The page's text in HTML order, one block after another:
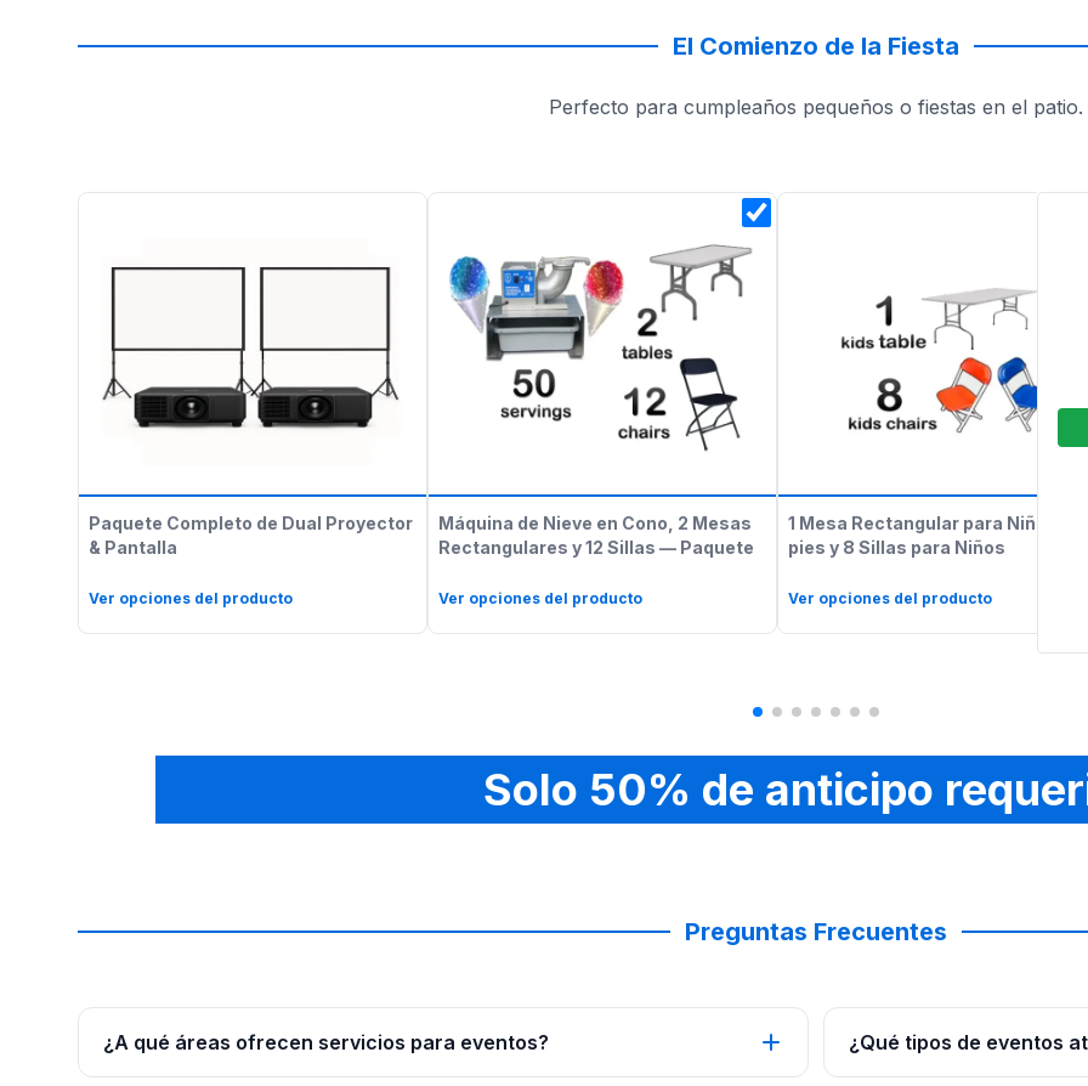
El Comienzo de la Fiesta
Perfecto para cumpleaños pequeños o fiestas en el patio.
Paquete Completo de Dual Proyector
& Pantalla
Ver opciones del producto
Máquina de Nieve en Cono, 2 Mesas
Rectangulares y 12 Sillas — Paquete
Ver opciones del producto
1 Mesa Rectangular para Niños de 4
pies y 8 Sillas para Niños
Ver opciones del producto
Solo 50% de anticipo
Preguntas Frecuentes
¿A qué áreas ofrecen servicios para eventos? ¿Qué tipos de eventos